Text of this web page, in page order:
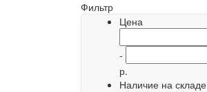
Фильтр
Цена
-
р.
Наличие на складе